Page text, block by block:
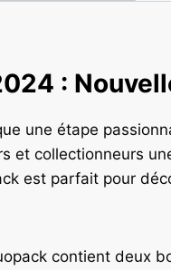
:
une étape
et collectionneurs
est parfait pour
contient deux